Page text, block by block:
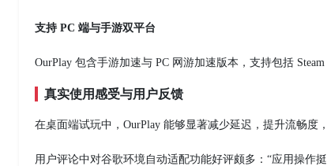
支持 PC 端与手游双平台
OurPlay 包含手游加速与 PC 网游加速版本，支持包括
真实使用感受与用户反馈
在桌面端试玩中，OurPlay 能够显著减少延迟，提升流畅度
用户评论中对谷歌环境自动适配功能好评颇多：“应用操